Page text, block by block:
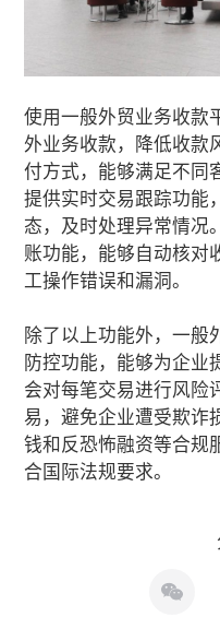
使用一般外贸业务收款
外业务收款，降低收款
付方式，能够满足不同
提供实时交易跟踪功能
态，及时处理异常情况
账功能，能够自动核对
工操作错误和漏洞。
除了以上功能外，一般
防控功能，能够为企业
会对每笔交易进行风险
易，避免企业遭受欺诈
钱和反恐怖融资等合规
合国际法规要求。